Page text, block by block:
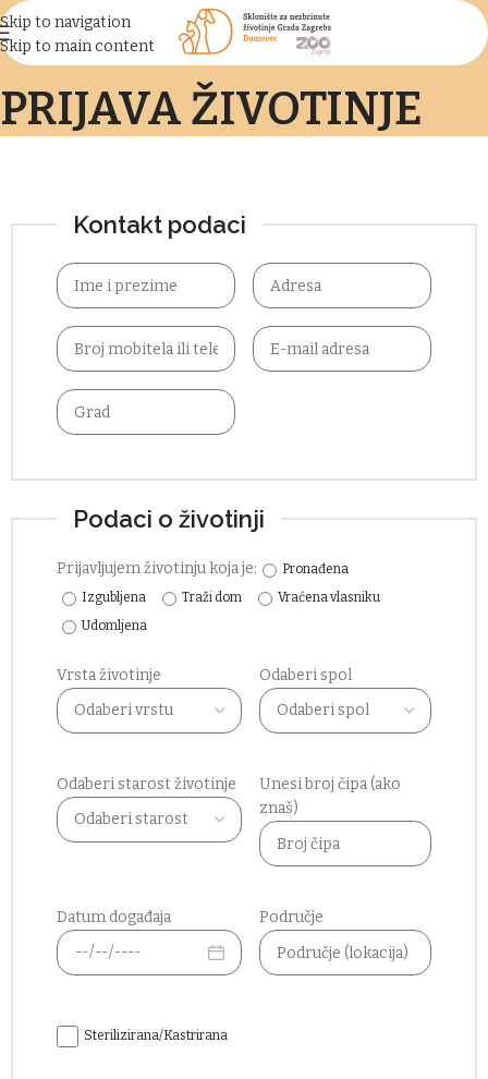
Skip to navigation
Skip to main content
PRIJAVA ŽIVOTINJE
Kontakt podaci
Podaci o životinji
Prijavljujem životinju koja je:
Pronađena
Izgubljena
Traži dom
Vraćena vlasniku
Udomljena
Vrsta životinje Odaberi spol
Odaberi starost životinje
Unesi broj čipa (ako
znaš)
Datum događaja Područje
Sterilizirana/Kastrirana